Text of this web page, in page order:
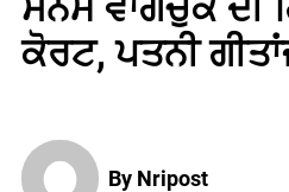
ਕੋਰਟ, ਪਤਨੀ
By Nripost